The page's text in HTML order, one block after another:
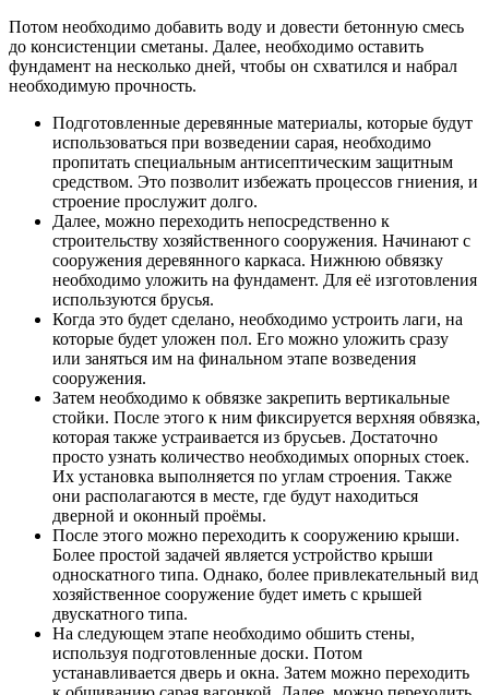
Потом необходимо добавить воду и довести бетонную смесь
до консистенции сметаны. Далее, необходимо оставить
фундамент на несколько дней, чтобы он схватился и набрал
необходимую прочность.
Подготовленные деревянные материалы, которые будут
использоваться при возведении сарая, необходимо
пропитать специальным антисептическим защитным
средством. Это позволит избежать процессов гниения, и
строение прослужит долго.
Далее, можно переходить непосредственно к
строительству хозяйственного сооружения. Начинают с
сооружения деревянного каркаса. Нижнюю обвязку
необходимо уложить на фундамент. Для её изготовления
используются брусья.
Когда это будет сделано, необходимо устроить лаги, на
которые будет уложен пол. Его можно уложить сразу
или заняться им на финальном этапе возведения
сооружения.
Затем необходимо к обвязке закрепить вертикальные
стойки. После этого к ним фиксируется верхняя обвязка,
которая также устраивается из брусьев. Достаточно
просто узнать количество необходимых опорных стоек.
Их установка выполняется по углам строения. Также
они располагаются в месте, где будут находиться
дверной и оконный проёмы.
После этого можно переходить к сооружению крыши.
Более простой задачей является устройство крыши
односкатного типа. Однако, более привлекательный вид
хозяйственное сооружение будет иметь с крышей
двускатного типа.
На следующем этапе необходимо обшить стены,
используя подготовленные доски. Потом
устанавливается дверь и окна. Затем можно переходить